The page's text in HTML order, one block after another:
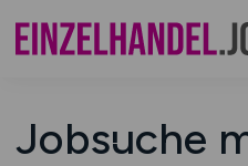
Jobsuche